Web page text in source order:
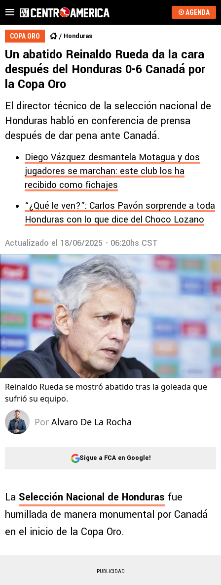
AGENDA
COPA ORO Honduras
Un abatido Reinaldo Rueda da la cara
después del Honduras 0-6 Canadá por
la Copa Oro
El director técnico de la selección nacional de
Honduras habló en conferencia de prensa
después de dar pena ante Canadá.
Diego Vázquez desmantela Motagua y dos
jugadores se marchan: este club los ha
recibido como fichajes
“¿Qué le ven?”: Carlos Pavón sorprende a toda
Honduras con lo que dice del Choco Lozano
Actualizado el 18/06/2025 - 06:20hs CST
Reinaldo Rueda se mostró abatido tras la goleada que
sufrió su equipo.
Por Alvaro De La Rocha
Sigue a FCA en Google!
La Selección Nacional de Honduras fue
humillada de manera monumental por Canadá
en el inicio de la Copa Oro.
PUBLICIDAD